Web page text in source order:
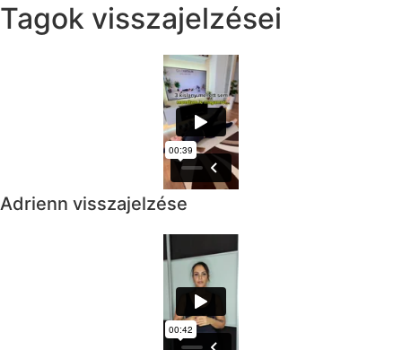
Tagok visszajelzései
Adrienn visszajelzése